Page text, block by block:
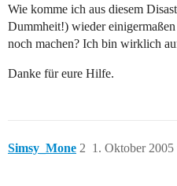
Wie komme ich aus diesem
Dummheit!) wieder
noch machen? Ich bin wirklich
Danke für eure Hilfe.
Simsy_Mone 1. Oktober
2